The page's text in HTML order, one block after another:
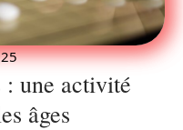
une activité
âges